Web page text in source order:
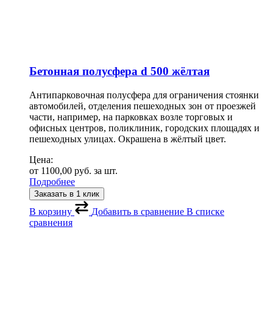
Бетонная полусфера d 500 жёлтая
Антипарковочная полусфера для ограничения стоянки
автомобилей, отделения пешеходных зон от проезжей
части, например, на парковках возле торговых и
офисных центров, поликлиник, городских площадях и
пешеходных улицах. Окрашена в жёлтый цвет.
Цена:
от 1100,00 руб. за шт.
Подробнее
Заказать в 1 клик
В корзину Добавить в сравнение В списке
сравнения